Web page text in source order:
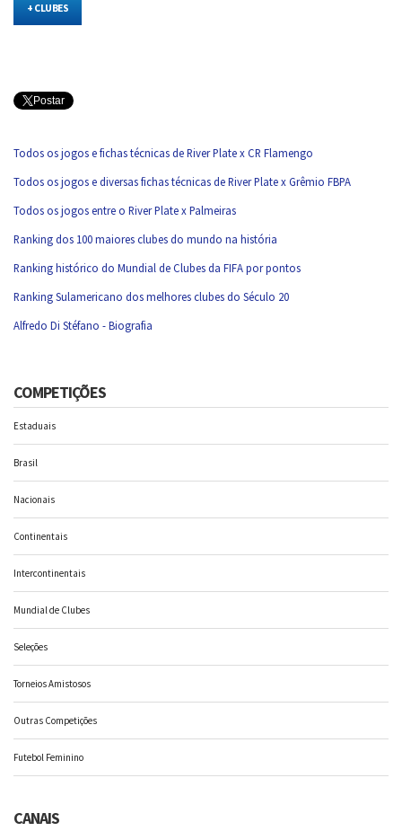
+ CLUBES
Postar
Todos os jogos e fichas técnicas de River Plate x CR Flamengo
Todos os jogos e diversas fichas técnicas de River Plate x Grêmio FBPA
Todos os jogos entre o River Plate x Palmeiras
Ranking dos 100 maiores clubes do mundo na história
Ranking histórico do Mundial de Clubes da FIFA por pontos
Ranking Sulamericano dos melhores clubes do Século 20
Alfredo Di Stéfano - Biografia
COMPETIÇÕES
Estaduais
Brasil
Nacionais
Continentais
Intercontinentais
Mundial de Clubes
Seleções
Torneios Amistosos
Outras Competições
Futebol Feminino
CANAIS